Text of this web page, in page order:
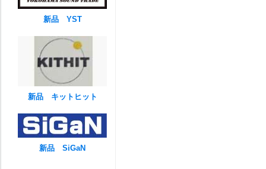
新品 YST
新品 キットヒット
新品 SiGaN